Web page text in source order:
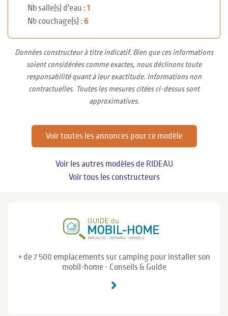
Nb salle(s) d'eau : 1
Nb couchage(s) : 6
Données constructeur à titre indicatif. Bien que ces informations
soient considérées comme exactes, nous déclinons toute
responsabilité quant à leur exactitude. Informations non
contractuelles. Toutes les mesures citées ci-dessus sont
approximatives.
Voir toutes les annonces pour ce modèle
Voir les autres modèles de RIDEAU
Voir tous les constructeurs
+ de 7 500 emplacements sur camping pour installer son
mobil-home - Conseils & Guide